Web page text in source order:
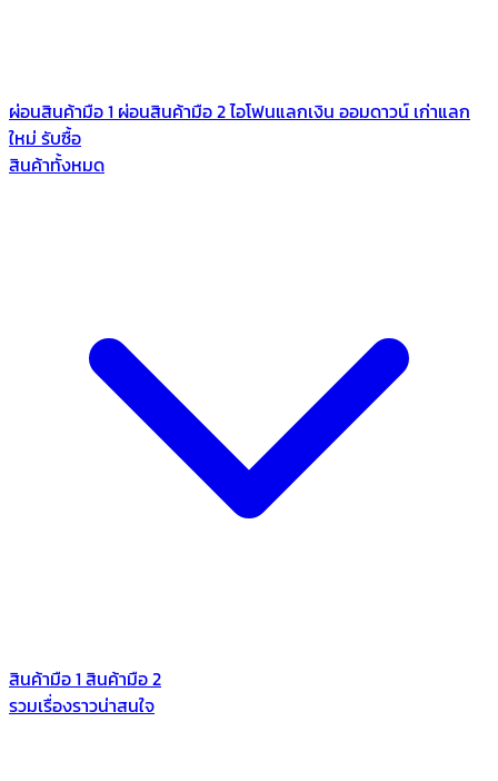
ผ่อนสินค้ามือ 1 ผ่อนสินค้ามือ 2ไอโฟนแลกเงิน ออมดาวน์ เก่าแลก
ใหม่ รับซื้อ
สินค้าทั้งหมด
สินค้ามือ 1 สินค้ามือ 2
รวมเรื่องราวน่าสนใจ